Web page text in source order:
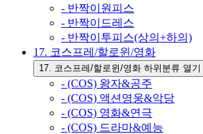
- 반짝이원피스
- 반짝이드레스
- 반짝이투피스(상의+하의)
17. 코스프레/할로윈/영화
17. 코스프레/할로윈/영화 하위분류 열기
- (COS) 왕자&공주
- (COS) 액션영웅&악당
- (COS) 영화&연극
- (COS) 드라마&예능